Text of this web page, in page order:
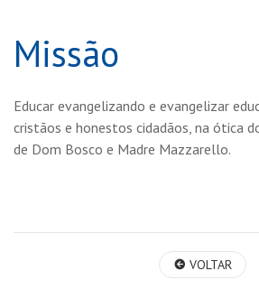
Missão
Educar evangelizando e evangelizar
cristãos e honestos cidadãos, na ótica
de Dom Bosco e Madre Mazzarello.
VOLTAR